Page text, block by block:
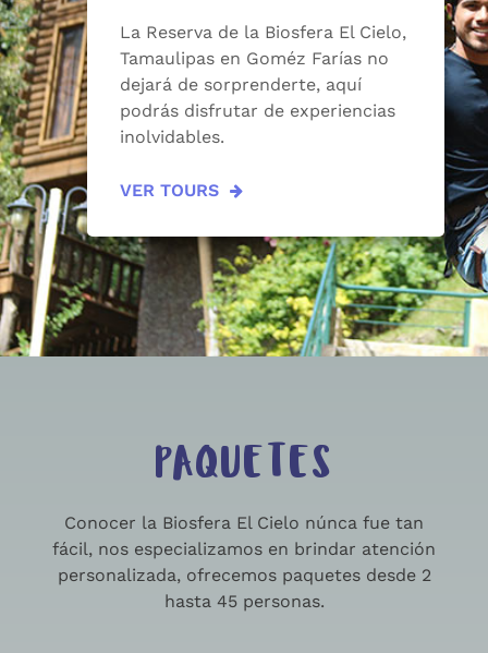
La Reserva de la Biosfera El Cielo,
Tamaulipas en Goméz Farías no
dejará de sorprenderte, aquí
podrás disfrutar de experiencias
inolvidables.
VER TOURS
PAQUETES
Conocer la Biosfera El Cielo núnca fue tan
fácil, nos especializamos en brindar atención
personalizada, ofrecemos paquetes desde 2
hasta 45 personas.